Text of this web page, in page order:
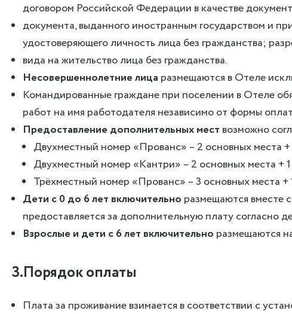
договором Российской Федерации в качестве
документа, выданного иностранным государством и
удостоверяющего личность лица без гражданства;
вида на жительство лица без гражданства.
Несовершеннолетние лица размещаются в Отеле
Командированные граждане при поселении в Отеле
работ на имя работодателя независимо от формы
Предоставление дополнительных мест возможно
Двухместный номер «Прованс» – 2 основных места
Двухместный номер «Кантри» – 2 основных места +
Трёхместный номер «Прованс» – 3 основных места
Дети с 0 до 6 лет включительно размещаются вместе
предоставляется за дополнительную плату согласно
Взрослые и дети с 6 лет включительно размещаются
3.Порядок оплаты
Плата за проживание взимается в соответствии с